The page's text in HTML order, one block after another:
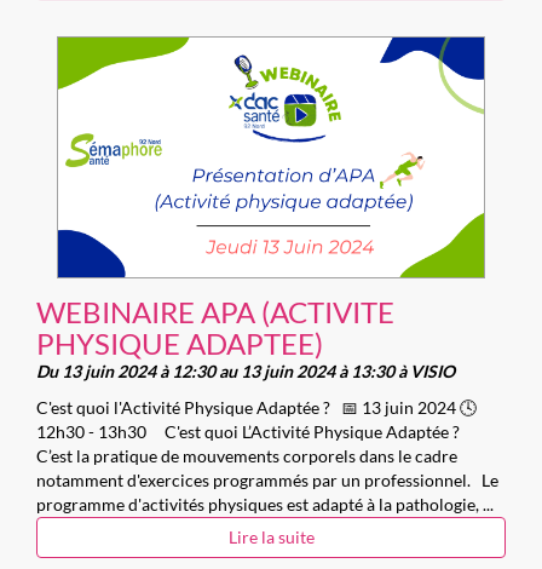
WEBINAIRE APA (ACTIVITE
PHYSIQUE ADAPTEE)
Du 13 juin 2024 à 12:30 au 13 juin 2024 à 13:30 à VISIO
C'est quoi l'Activité Physique Adaptée ? 📅 13 juin 2024 🕓
12h30 - 13h30 C'est quoi L’Activité Physique Adaptée ?
C’est la pratique de mouvements corporels dans le cadre
notamment d'exercices programmés par un professionnel. Le
programme d'activités physiques est adapté à la pathologie, ...
Lire la suite